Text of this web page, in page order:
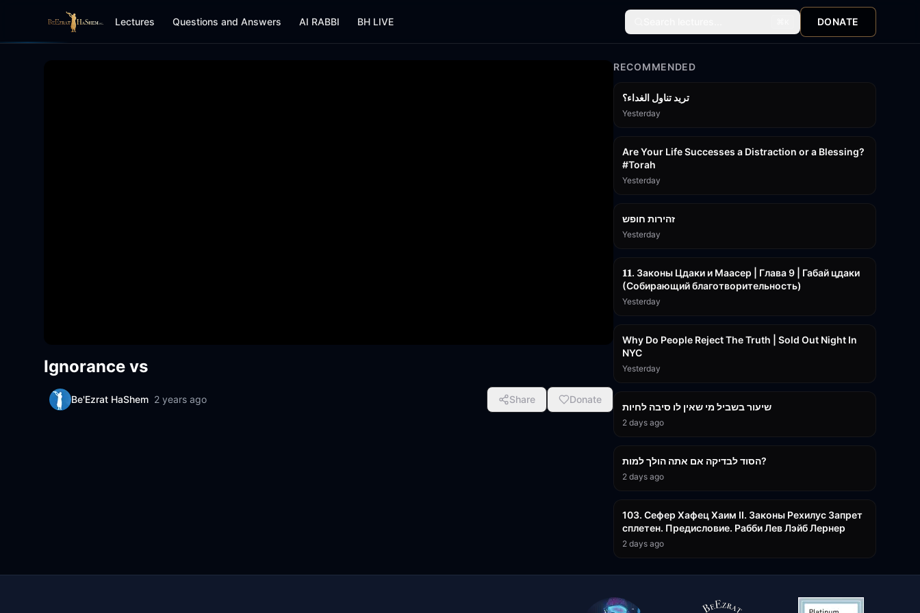
Lectures Questions and Answers AI RABBI BH LIVE DONATE
Ignorance vs
Be'Ezrat HaShem 2 years ago Share Donate
RECOMMENDED
تريد تناول الغداء؟
Yesterday
Are Your Life Successes a Distraction or a Blessing?
#Torah
Yesterday
זהירות חופש
Yesterday
𝟏𝟏. Законы Цдаки и Маасер | Глава 9 | Габай цдаки
(Собирающий благотворительность)
Yesterday
Why Do People Reject The Truth | Sold Out Night In
NYC
Yesterday
שיעור בשביל מי שאין לו סיבה לחיות
2 days ago
הסוד לבדיקה אם אתה הולך למות?
2 days ago
103. Сефер Хафец Хаим II. Законы Рехилус Запрет
сплетен. Предисловие. Рабби Лев Лэйб Лернер
2 days ago